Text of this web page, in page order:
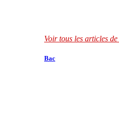
Voir tous les articles
Bac